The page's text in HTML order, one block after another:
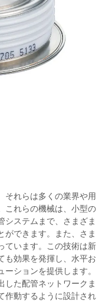
それらは多くの業界や用
これらの機械は、小型の
システムまで、さまざま
ができます。また、さま
ています。この技術は新
も効果を発揮し、水平お
ションを提供します。
した配管ネットワークま
作動するように設計され